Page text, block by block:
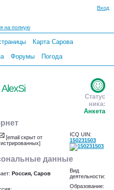
Вход
на полную
Карта Сарова
Форумы Погода
AlexSi
Статус
ника:
Анкета
[email скрыт от
ICQ UIN:
150231503
данные
Россия, Саров
Вид
деятельности:
Образование: